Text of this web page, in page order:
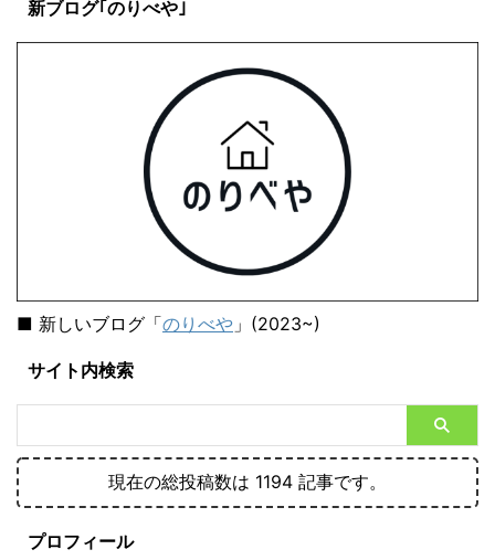
新ブログ｢のりべや｣
■ 新しいブログ「のりべや 」(2023~)
サイト内検索
現在の総投稿数は 1194 記事です。
プロフィール